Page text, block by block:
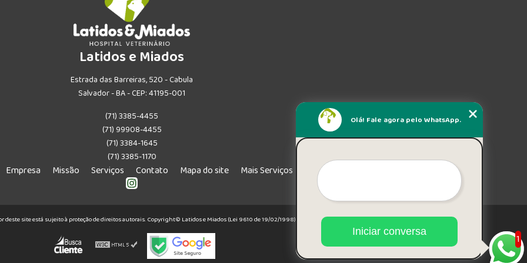
Latidos e Miados
Estrada das Barreiras, 520 - Cabula
Salvador - BA - CEP: 41195-001
(71) 3385-4455
(71) 99908-4455
(71) 3384-1645
(71) 3385-1170
Empresa Missão Serviços Contato Mapa do site Mais Serviços
deste site está sujeito à proteção de direitos autorais. Copyright© Latidos e Miados (Lei 9610 de 19/02/1998)
1
Olá! Fale agora pelo WhatsApp.
Iniciar conversa